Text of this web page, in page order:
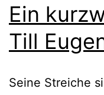
Ein
Till
Seine Streiche